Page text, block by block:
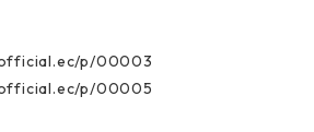
p/00003
p/00005